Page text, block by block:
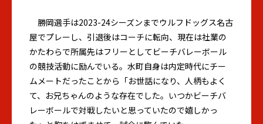
勝岡選手は2023-24シーズンまでウルフドッグス名古
屋でプレーし、引退後はコーチに転向、現在は社業の
かたわらで所属先はフリーとしてビーチバレーボール
の競技活動に励んでいる。水町自身は内定時代にチー
ムメートだったことから「お世話になり、人柄もよく
て、お兄ちゃんのような存在でした。いつかビーチバ
レーボールで対戦したいと思っていたので嬉しかっ